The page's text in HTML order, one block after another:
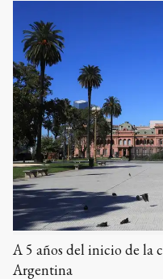
A 5 años del inicio de la
Argentina